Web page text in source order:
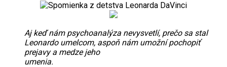
Aj keď nám psychoanalýza nevysvetlí, prečo sa stal
Leonardo umelcom, aspoň nám umožní pochopiť
prejavy a medze jeho
umenia.